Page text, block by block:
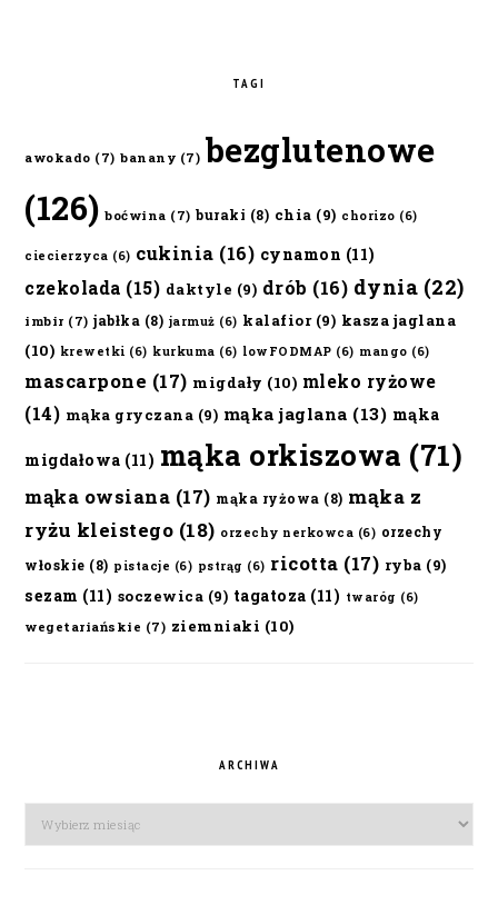
TAGI
awokado (7) banany (7) bezglutenowe
(126) boćwina (7) buraki (8) chia (9) chorizo (6)
ciecierzyca (6) cukinia (16) cynamon (11)
czekolada (15) daktyle (9) drób (16) dynia (22)
imbir (7) jabłka (8) jarmuż (6) kalafior(9) kasza jaglana
(10) krewetki (6) kurkuma (6) lowFODMAP (6) mango (6)
mascarpone (17) migdały (10) mleko ryżowe
(14) mąka gryczana (9) mąka jaglana (13) mąka
migdałowa (11) mąka orkiszowa (71)
mąka owsiana (17) mąka ryżowa (8) mąka z
ryżu kleistego (18) orzechy nerkowca (6) orzechy
włoskie (8) pistacje (6) pstrąg (6) ricotta (17) ryba (9)
sezam (11) soczewica (9) tagatoza (11) twaróg (6)
wegetariańskie (7) ziemniaki (10)
ARCHIWA
Archiwa